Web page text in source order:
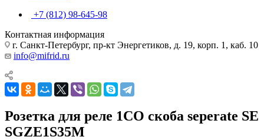
+7 (812) 98-645-98
Контактная информация
г. Санкт-Петербург, пр-кт Энергетиков, д. 19, корп. 1, каб. 10
info@mifrid.ru
Розетка для реле 1СО скоба seperate SE
SGZE1S35M